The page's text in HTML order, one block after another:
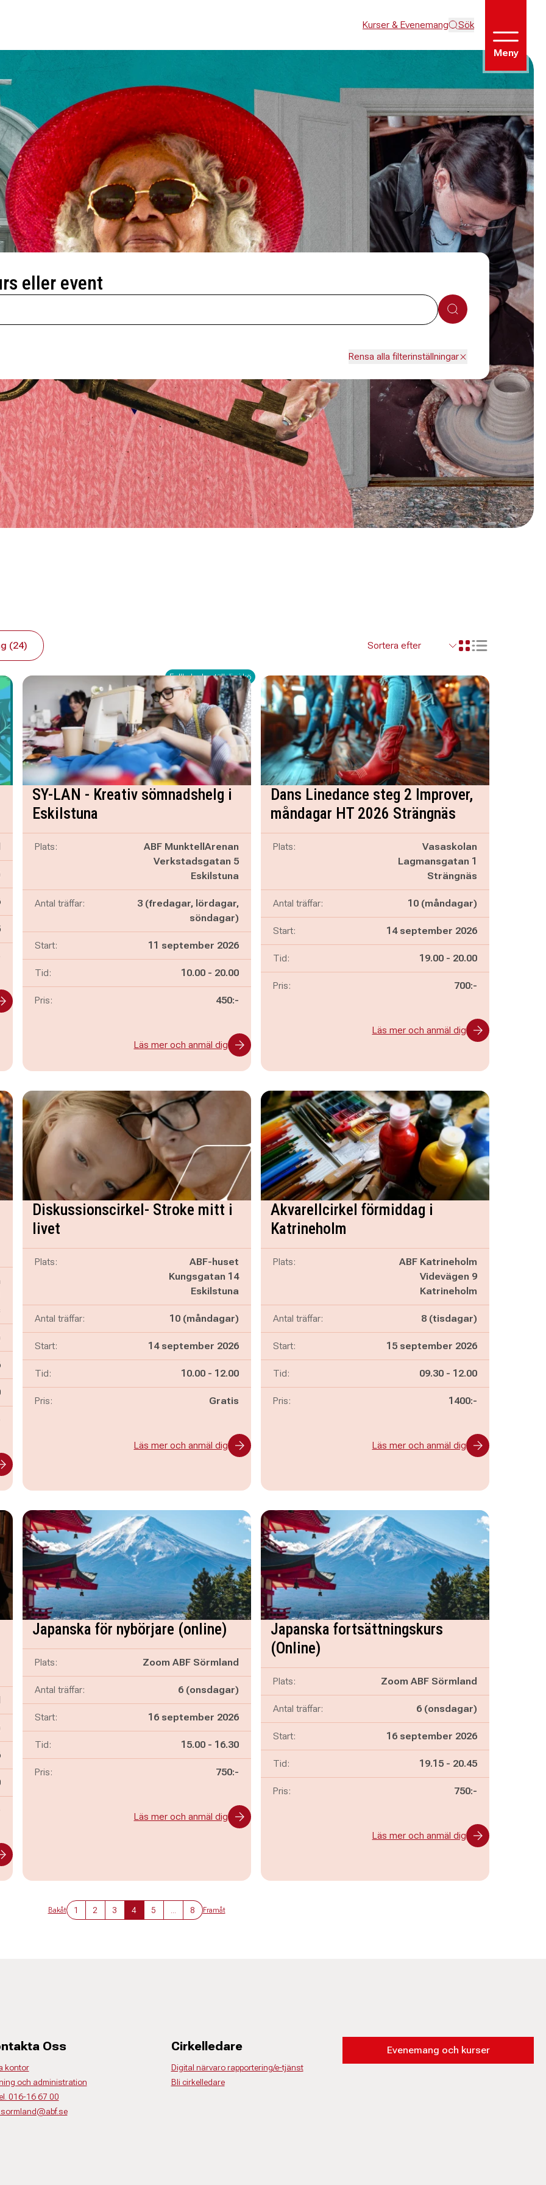
Kurser & Evenemang Sök
Meny
eller event
Sök
Rensa alla filterinställningar
(24) Visa resultaten i ett
Visa resultaten
Fullbokad - ställ dig i kö
SY-LAN - Kreativ sömnadshelg i
Eskilstuna
Plats:
ABF MunktellArenan
Verkstadsgatan 5
Eskilstuna
Antal träffar:
3 (fredagar, lördagar,
söndagar)
Start: 11 september 2026
Tid: Pågår mellan
10.00 - och
20.00
Pris: 450:-
Läs mer och anmäl dig
Dans Linedance steg 2 Improver,
måndagar HT 2026 Strängnäs
Plats:
Vasaskolan
Lagmansgatan 1
Strängnäs
Antal träffar: 10 (måndagar)
Start: 14 september 2026
Tid: Pågår mellan
19.00 - och
20.00
Pris: 700:-
Läs mer och anmäl dig
Diskussionscirkel- Stroke mitt i
livet
Plats:
ABF-huset
Kungsgatan 14
Eskilstuna
Antal träffar: 10 (måndagar)
Start: 14 september 2026
Tid: Pågår mellan
10.00 - och
12.00
Pris: Gratis
Läs mer och anmäl dig
Akvarellcirkel förmiddag i
Katrineholm
Plats:
ABF Katrineholm
Videvägen 9
Katrineholm
Antal träffar: 8 (tisdagar)
Start: 15 september 2026
Tid: Pågår mellan
09.30 - och
12.00
Pris: 1400:-
Läs mer och anmäl dig
Japanska för nybörjare (online)
Plats: Zoom ABF Sörmland
Antal träffar: 6 (onsdagar)
Start: 16 september 2026
Tid: Pågår mellan
15.00 - och
16.30
Pris: 750:-
Läs mer och anmäl dig
Japanska fortsättningskurs
(Online)
Plats: Zoom ABF Sörmland
Antal träffar: 6 (onsdagar)
Start: 16 september 2026
Tid: Pågår mellan
19.15 - och
20.45
Pris: 750:-
Läs mer och anmäl dig
Bakåt 1 2 3 4 5 8 Framåt
Oss
kontor
och administration
016-16 67 00
Cirkelledare
Digital närvaro rapportering/e-tjänst
Bli cirkelledare
Evenemang och kurser